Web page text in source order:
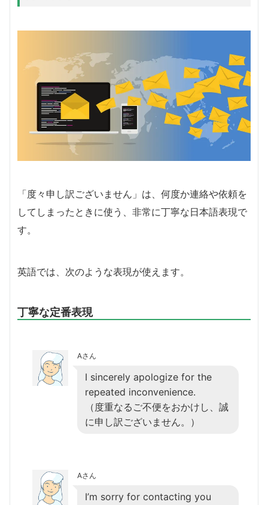
「度々申し訳ございません」は、何度か連絡や依頼を
してしまったときに使う、非常に丁寧な日本語表現で
す。
英語では、次のような表現が使えます。
丁寧な定番表現
Aさん
I sincerely apologize for the
repeated inconvenience.
（度重なるご不便をおかけし、誠
に申し訳ございません。）
Aさん
I’m sorry for contacting you